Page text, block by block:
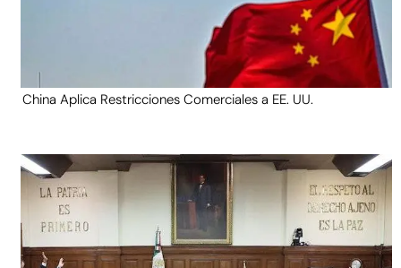
China Aplica Restricciones Comerciales a EE. UU.